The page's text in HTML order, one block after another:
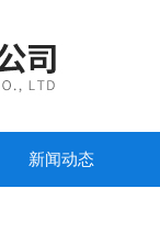
新闻动态